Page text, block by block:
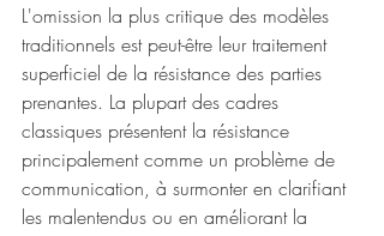
L'omission la plus critique des modèles
traditionnels est peut-être leur traitement
superficiel de la résistance des parties
prenantes. La plupart des cadres
classiques présentent la résistance
principalement comme un problème de
communication, à surmonter en clarifiant
les malentendus ou en améliorant la